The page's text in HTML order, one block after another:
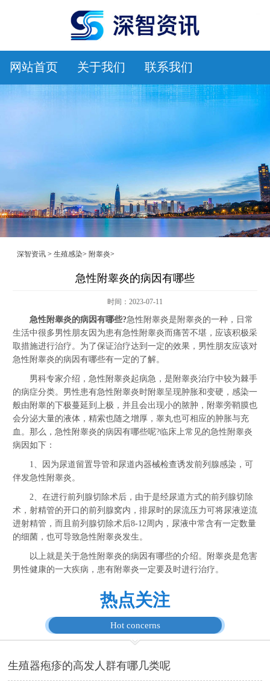
网站首页 关于我们 联系我们
深智资讯 > 生殖感染> 附睾炎>
急性附睾炎的病因有哪些
时间：2023-07-11
急性附睾炎的病因有哪些?急性附睾炎是附睾炎的一种，日常
生活中很多男性朋友因为患有急性附睾炎而痛苦不堪，应该积极采
取措施进行治疗。为了保证治疗达到一定的效果，男性朋友应该对
急性附睾炎的病因有哪些有一定的了解。
男科专家介绍，急性附睾炎起病急，是附睾炎治疗中较为棘手
的病症分类。男性患有急性附睾炎时附睾呈现肿胀和变硬，感染一
般由附睾的下极蔓延到上极，并且会出现小的脓肿，附睾旁鞘膜也
会分泌大量的液体，精索也随之增厚，睾丸也可相应的肿胀与充
血。那么，急性附睾炎的病因有哪些呢?临床上常见的急性附睾炎
病因如下：
1、因为尿道留置导管和尿道内器械检查诱发前列腺感染，可
伴发急性附睾炎。
2、在进行前列腺切除术后，由于是经尿道方式的前列腺切除
术，射精管的开口的前列腺窝内，排尿时的尿流压力可将尿液逆流
进射精管，而且前列腺切除术后8-12周内，尿液中常含有一定数量
的细菌，也可导致急性附睾炎发生。
以上就是关于急性附睾炎的病因有哪些的介绍。附睾炎是危害
男性健康的一大疾病，患有附睾炎一定要及时进行治疗。
热点关注
Hot concerns
生殖器疱疹的高发人群有哪几类呢